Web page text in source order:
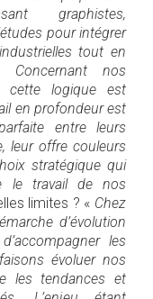
graphistes,
pour intégrer
tout en
Concernant nos
cette logique est
en profondeur est
entre leurs
leur offre couleurs
stratégique qui
le travail de nos
limites ? « Chez
d’évolution
les
évoluer nos
les tendances et